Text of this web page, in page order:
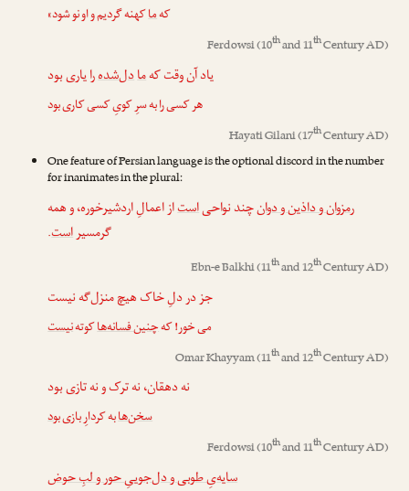
کهماکهنه گردیم و او نو شود»
Ferdowsi(10thand 11thCentury AD)
یاد آن وقت کهمادل‌شدهرا یاری بود
هر کسی را به سرِ کویِ کسی کاری بود
Hayati Gilani(17thCentury AD)
One feature of Persian language is the optional discord in the number
for inanimates in the plural:
رمزوان و داذین و دوانچند نواحیاستاز اعمالِ اردشیرخوره، و همه
گرمسیراست.
Ebn-e Balkhi(11thand 12thCentury AD)
جز در دلِ خاک هیچ منزل‌گه نیست
می خور! کهچنین فسانه‌هاکوتهنیست
Omar Khayyam(11thand 12thCentury AD)
نه دهقان، نه ترک و نه تازی بود
سخن‌هابه کردارِ بازیبود
Ferdowsi(10thand 11thCentury AD)
سایه‌یِ طوبی و دل‌جوییِ حور و لبِ حوض